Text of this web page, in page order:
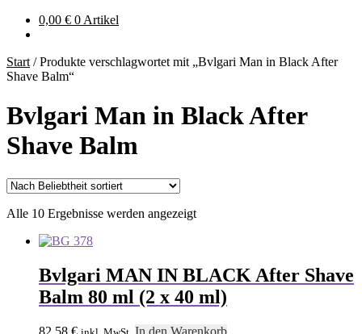
0,00 € 0 Artikel
Start /Produkte verschlagwortet mit „Bvlgari Man in Black After
Shave Balm“
Bvlgari Man in Black After
Shave Balm
Alle 10 Ergebnisse werden angezeigtNach
Bvlgari MAN IN BLACK After Shave
Balm 80 ml (2 x 40 ml)
82,58 € In den Warenkorb